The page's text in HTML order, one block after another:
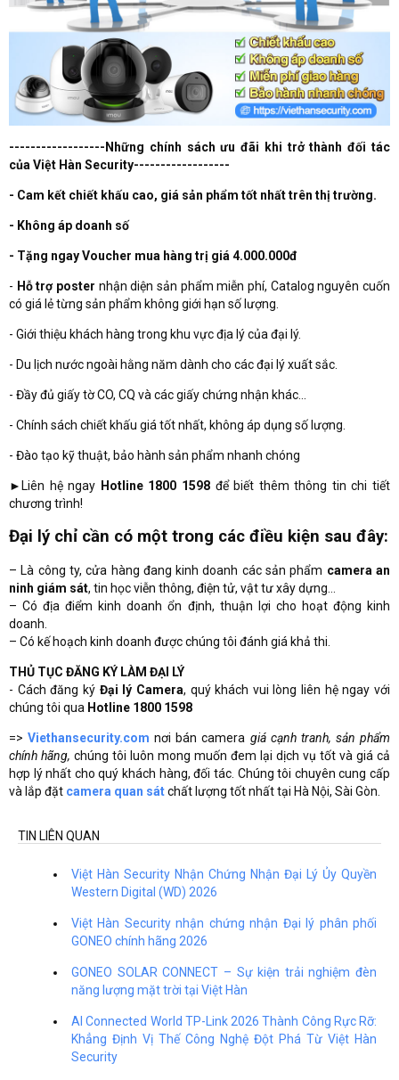
------------------Những chính sách ưu đãi khi trở thành đối tác
của Việt Hàn Security------------------
- Cam kết chiết khấu cao, giá sản phẩm tốt nhất trên thị trường.
- Không áp doanh số
- Tặng ngay Voucher mua hàng trị giá 4.000.000đ
- Hỗ trợ poster nhận diện sản phẩm miễn phí, Catalog nguyên cuốn
có giá lẻ từng sản phẩm không giới hạn số lượng.
- Giới thiệu khách hàng trong khu vực địa lý của đại lý.
- Du lịch nước ngoài hằng năm dành cho các đại lý xuất sắc.
- Đầy đủ giấy tờ CO, CQ và các giấy chứng nhận khác...
- Chính sách chiết khấu giá tốt nhất, không áp dụng số lượng.
- Đào tạo kỹ thuật, bảo hành sản phẩm nhanh chóng
►Liên hệ ngay Hotline 1800 1598để biết thêm thông tin chi tiết
chương trình!
Đại lý chỉ cần có một trong các điều kiện sau đây:
– Là công ty, cửa hàng đang kinh doanh các sản phẩm camera an
ninh giám sát, tin học viễn thông, điện tử, vật tư xây dựng…
– Có địa điểm kinh doanh ổn định, thuận lợi cho hoạt động kinh
doanh.
– Có kế hoạch kinh doanh được chúng tôi đánh giá khả thi.
THỦ TỤC ĐĂNG KÝ LÀM ĐẠI LÝ
​- Cách đăng ký Đại lý Camera, quý khách vui lòng liên hệ ngay với
chúng tôi qua Hotline 1800 1598
=>Viethansecurity.com nơi bán camera giá cạnh tranh, sản phẩm
chính hãng, chúng tôi luôn mong muốn đem lại dịch vụ tốt và giá cả
hợp lý nhất cho quý khách hàng, đối tác. Chúng tôi chuyên cung cấp
và lắp đặt camera quan sátchất lượng tốt nhất tại Hà Nội, Sài Gòn.
TIN LIÊN QUAN
Việt Hàn Security Nhận Chứng Nhận Đại Lý Ủy Quyền
Western Digital (WD) 2026
Việt Hàn Security nhận chứng nhận Đại lý phân phối
GONEO chính hãng 2026
GONEO SOLAR CONNECT – Sự kiện trải nghiệm đèn
năng lượng mặt trời tại Việt Hàn
AI Connected World TP-Link 2026 Thành Công Rực Rỡ:
Khẳng Định Vị Thế Công Nghệ Đột Phá Từ Việt Hàn
Security